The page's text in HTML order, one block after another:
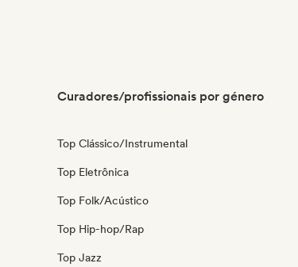
Curadores/profissionais por género
Top Clássico/Instrumental
Top Eletrônica
Top Folk/Acústico
Top Hip-hop/Rap
Top Jazz